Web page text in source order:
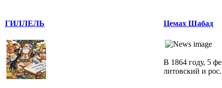
ГИЛЛЕЛЬ Цемах Шабад
В 1864 году, 5
литовский и